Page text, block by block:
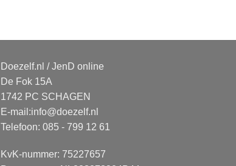
Doezelf.nl / JenD online
De Fok 15A
1742 PC SCHAGEN
E-mail:info@doezelf.nl
Telefoon: 085 - 799 12 61
KvK-nummer: 75227657